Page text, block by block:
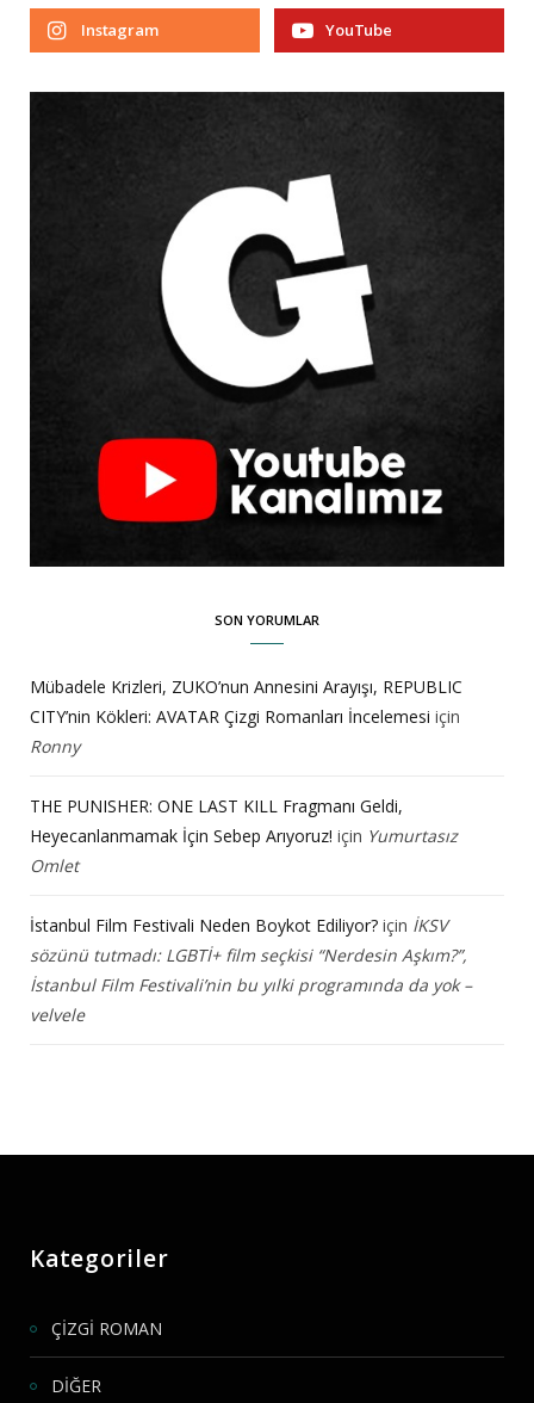
Instagram YouTube
SON YORUMLAR
Mübadele Krizleri, ZUKO’nun Annesini Arayışı, REPUBLIC
CITY’nin Kökleri: AVATAR Çizgi Romanları İncelemesi için
Ronny
THE PUNISHER: ONE LAST KILL Fragmanı Geldi,
Heyecanlanmamak İçin Sebep Arıyoruz! için Yumurtasız
Omlet
İstanbul Film Festivali Neden Boykot Ediliyor? için İKSV
sözünü tutmadı: LGBTİ+ film seçkisi “Nerdesin Aşkım?”,
İstanbul Film Festivali’nin bu yılki programında da yok –
velvele
Kategoriler
ÇİZGİ ROMAN
DİĞER